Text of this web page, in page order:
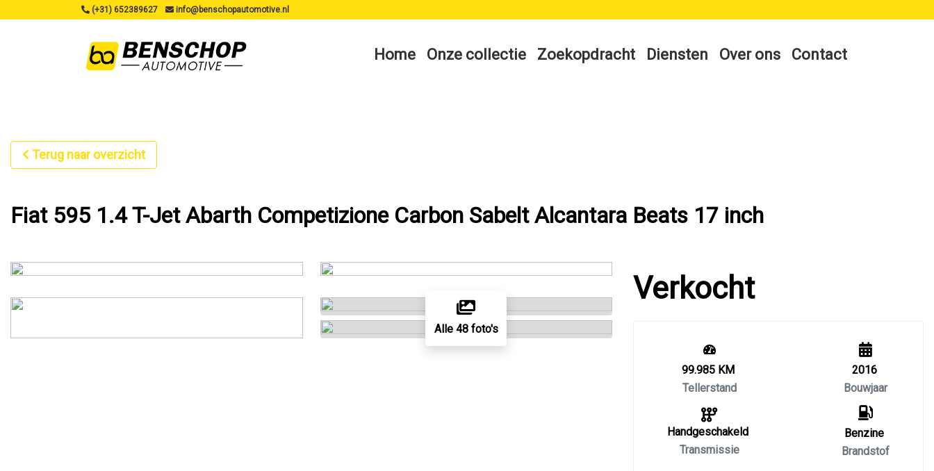
(+31) 652389627 info@benschopautomotive.nl
Home Onze collectie Zoekopdracht Diensten Over ons Contact
Terug naar overzicht
Fiat 595 1.4 T-Jet Abarth Competizione Carbon Sabelt Alcantara Beats 17 inch
Alle 48 foto's
Verkocht
99.985 KM
Tellerstand
Handgeschakeld
Transmissie
2016
Bouwjaar
Benzine
Brandstof